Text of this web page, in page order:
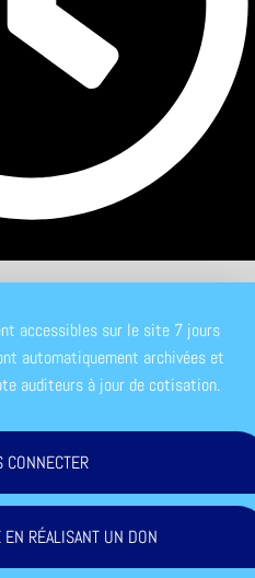
accessibles sur le site 7 jours
automatiquement archivées et
auditeurs à jour de cotisation.
CONNECTER
RÉALISANT UN DON